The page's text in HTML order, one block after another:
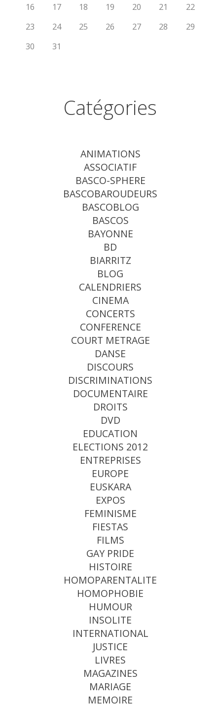
16
17 18 19 20 21
22
23
24 25 26 27 28
29
30
31
Catégories
ANIMATIONS
ASSOCIATIF
BASCO-SPHERE
BASCOBAROUDEURS
BASCOBLOG
BASCOS
BAYONNE
BD
BIARRITZ
BLOG
CALENDRIERS
CINEMA
CONCERTS
CONFERENCE
COURT METRAGE
DANSE
DISCOURS
DISCRIMINATIONS
DOCUMENTAIRE
DROITS
DVD
EDUCATION
ELECTIONS 2012
ENTREPRISES
EUROPE
EUSKARA
EXPOS
FEMINISME
FIESTAS
FILMS
GAY PRIDE
HISTOIRE
HOMOPARENTALITE
HOMOPHOBIE
HUMOUR
INSOLITE
INTERNATIONAL
JUSTICE
LIVRES
MAGAZINES
MARIAGE
MEMOIRE